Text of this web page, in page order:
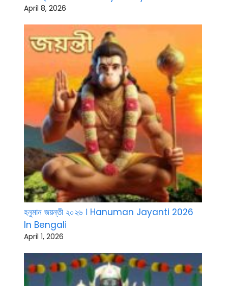
April 8, 2026
হনুমান জয়ন্তী ২০২৬ । Hanuman Jayanti 2026
In Bengali
April 1, 2026